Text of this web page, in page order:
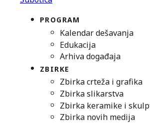
PROGRAM
Kalendar dešavanja
Edukacija
Arhiva događaja
ZBIRKE
Zbirka crteža i grafika
Zbirka slikarstva
Zbirka keramike i
Zbirka novih medija